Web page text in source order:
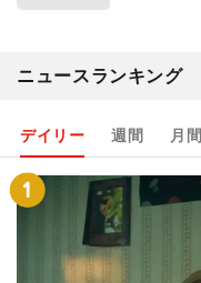
ニュースランキング
デイリー 週間 月間